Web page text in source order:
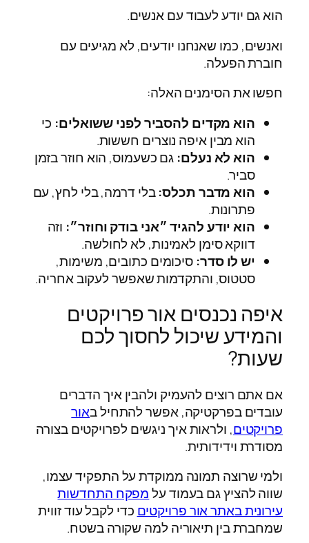
הוא גם יודע לעבוד עם אנשים.
ואנשים, כמו שאנחנו יודעים, לא מגיעים עם
חוברת הפעלה.
חפשו את הסימנים האלה:
הוא מקדים להסביר לפני ששואלים: כי
הוא מבין איפה נוצרים חששות.
הוא לא נעלם: גם כשעמוס, הוא חוזר בזמן
סביר.
הוא מדבר תכלס:בלי דרמה, בלי לחץ, עם
פתרונות.
הוא יודע להגיד ״אני בודק וחוזר״: וזה
דווקא סימן לאמינות, לא לחולשה.
יש לו סדר: סיכומים כתובים, משימות,
סטטוס, והתקדמות שאפשר לעקוב אחריה.
איפה נכנסים אור פרויקטים
והמידע שיכול לחסוך לכם
שעות?
אם אתם רוצים להעמיק ולהבין איך הדברים
עובדים בפרקטיקה, אפשר להתחיל באור
פרויקטים, ולראות איך ניגשים לפרויקטים בצורה
מסודרת וידידותית.
ולמי שרוצה תמונה ממוקדת על התפקיד עצמו,
שווה להציץ גם בעמוד עלמפקח התחדשות
עירונית באתר אור פרויקטים כדי לקבל עוד זווית
שמחברת בין תיאוריה למה שקורה בשטח.